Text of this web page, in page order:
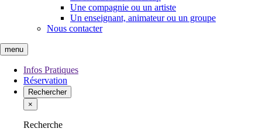
Une compagnie ou un artiste
Un enseignant, animateur ou un groupe
Nous contacter
menu
Infos Pratiques
Réservation
Rechercher
×
Recherche